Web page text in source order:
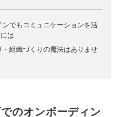
ンでもコミュニケーションを活
は
・組織づくりの魔法はありませ
のオンボーディン